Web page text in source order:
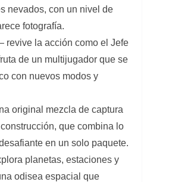
nevados, con un nivel de
fotografía.
revive la acción como el Jefe
de un multijugador que se
con nuevos modos y
original mezcla de captura
que combina lo
en un solo paquete.
planetas, estaciones y
odisea espacial que